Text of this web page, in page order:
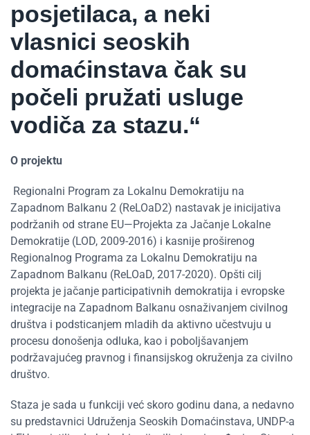
posjetilaca, a neki
vlasnici seoskih
domaćinstava čak su
počeli pružati usluge
vodiča za stazu.“
O projektu
Regionalni Program za Lokalnu Demokratiju na
Zapadnom Balkanu 2 (ReLOaD2) nastavak je inicijativa
podržanih od strane EU—Projekta za Jačanje Lokalne
Demokratije (LOD, 2009-2016) i kasnije proširenog
Regionalnog Programa za Lokalnu Demokratiju na
Zapadnom Balkanu (ReLOaD, 2017-2020). Opšti cilj
projekta je jačanje participativnih demokratija i evropske
integracije na Zapadnom Balkanu osnaživanjem civilnog
društva i podsticanjem mladih da aktivno učestvuju u
procesu donošenja odluka, kao i poboljšavanjem
podržavajućeg pravnog i finansijskog okruženja za civilno
društvo.
Staza je sada u funkciji već skoro godinu dana, a nedavno
su predstavnici Udruženja Seoskih Domaćinstava, UNDP-a